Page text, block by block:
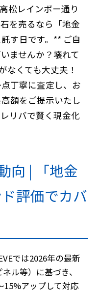
松レインボー通り
を売るなら「地金
す日です。** ご自
ませんか？壊れて
なくても大丈夫！
丁寧に査定し、お
額をご提示いたし
リバで賢く現金化
向 | 「地金
評価でカバ
では2026年の最新
ル等）に基づき、
15%アップして対応